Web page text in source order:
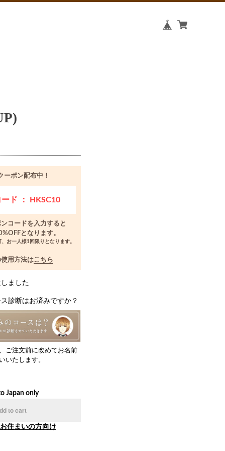
ーポン配布中！
ド ： HKSC10
コードを入力すると
となります。
お一人様1回限りとなります。
用方法はこちら
ました
診断はお済みですか？
ご注文前に改めてお名前
いたします。
Japan only
to cart
住まいの方向け